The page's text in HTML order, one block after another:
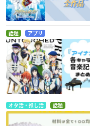
話題 アプリ
オタ活・推し活 話題